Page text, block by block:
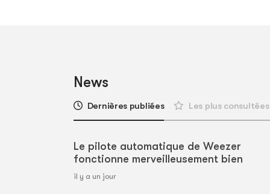
News
Dernières publiées Les plus consultées
Le pilote automatique de Weezer
fonctionne merveilleusement bien
il y a un jour